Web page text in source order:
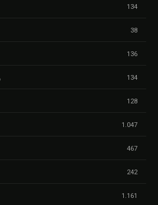
134
38
136
134
128
1.047
467
242
1.161